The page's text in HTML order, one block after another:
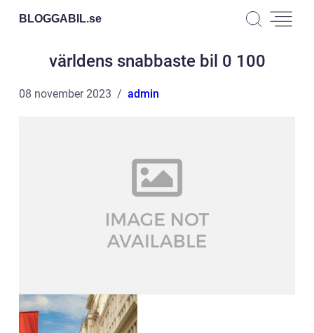
BLOGGABIL.se
världens snabbaste bil 0 100
08 november 2023 admin